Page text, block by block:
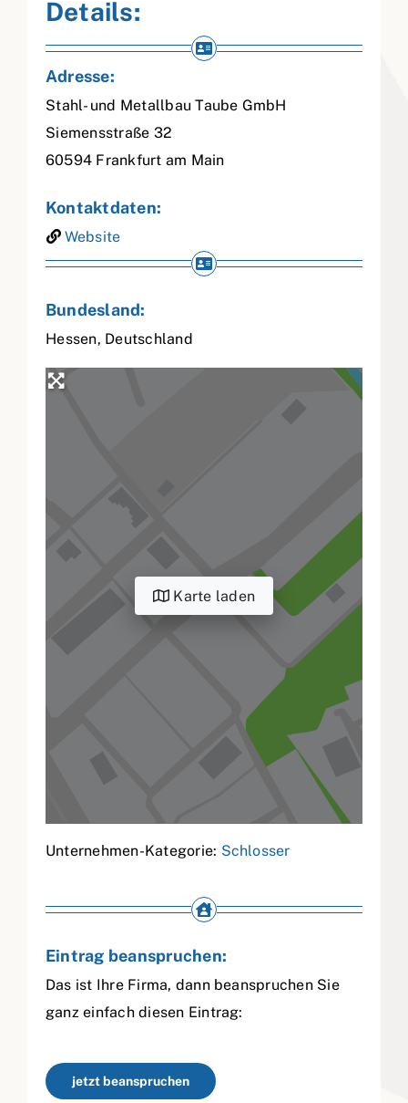
Details:
Adresse:
Stahl- und Metallbau Taube GmbH
Siemensstraße 32
60594 Frankfurt am Main
Kontaktdaten:
Website
Bundesland:
Hessen, Deutschland
Karte laden
Unternehmen-Kategorie: Schlosser
Eintrag beanspruchen:
Das ist Ihre Firma, dann beanspruchen Sie
ganz einfach diesen Eintrag:
jetzt beanspruchen